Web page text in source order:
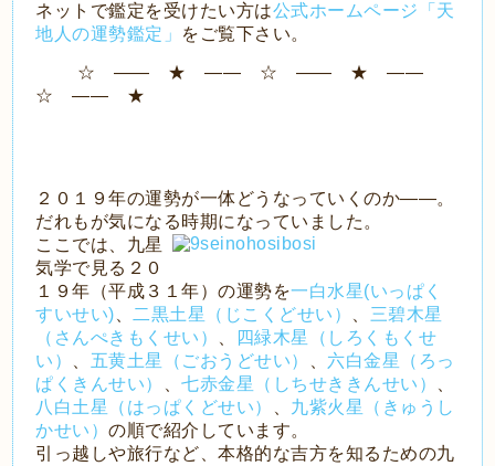
ネットで鑑定を受けたい方は公式ホームページ「天
地人の運勢鑑定」
をご覧下さい。
☆ ―― ★ ―― ☆ ―― ★ ――
☆ ―― ★
２０１９年の運勢が一体どうなっていくのか――。
だれもが気になる時期になっていました。
ここでは、九星
気学で見る２０
１９年（平成３１年）の運勢を一白水星(いっぱく
すいせい)
二黒土星（じこくどせい）
三碧木星
（さんぺきもくせい）
四緑木星（しろくもくせ
い）
五黄土星（ごおうどせい）
六白金星（ろっ
ぱくきんせい）
、七赤金星（しちせききんせい）
八白土星（はっぱくどせい）
九紫火星（きゅうし
かせい）の順で紹介しています。
引っ越しや旅行など、本格的な吉方を知るための九